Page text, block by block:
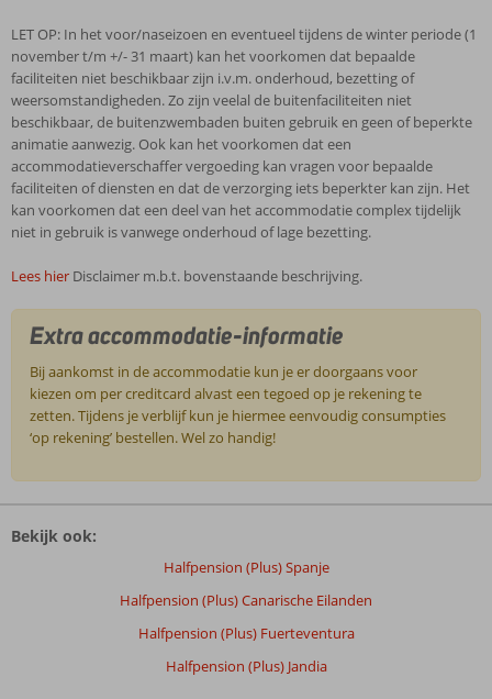
LET OP: In het voor/naseizoen en eventueel tijdens de winter periode (1
november t/m +/- 31 maart) kan het voorkomen dat bepaalde
faciliteiten niet beschikbaar zijn i.v.m. onderhoud, bezetting of
weersomstandigheden. Zo zijn veelal de buitenfaciliteiten niet
beschikbaar, de buitenzwembaden buiten gebruik en geen of beperkte
animatie aanwezig. Ook kan het voorkomen dat een
accommodatieverschaffer vergoeding kan vragen voor bepaalde
faciliteiten of diensten en dat de verzorging iets beperkter kan zijn. Het
kan voorkomen dat een deel van het accommodatie complex tijdelijk
niet in gebruik is vanwege onderhoud of lage bezetting.
Lees hier Disclaimer m.b.t. bovenstaande beschrijving.
Extra accommodatie-informatie
Bij aankomst in de accommodatie kun je er doorgaans voor
kiezen om per creditcard alvast een tegoed op je rekening te
zetten. Tijdens je verblijf kun je hiermee eenvoudig consumpties
‘op rekening’ bestellen. Wel zo handig!
zijn
Bekijk ook:
Halfpension (Plus) Spanje
Halfpension (Plus) Canarische Eilanden
Halfpension (Plus) Fuerteventura
Halfpension (Plus) Jandia